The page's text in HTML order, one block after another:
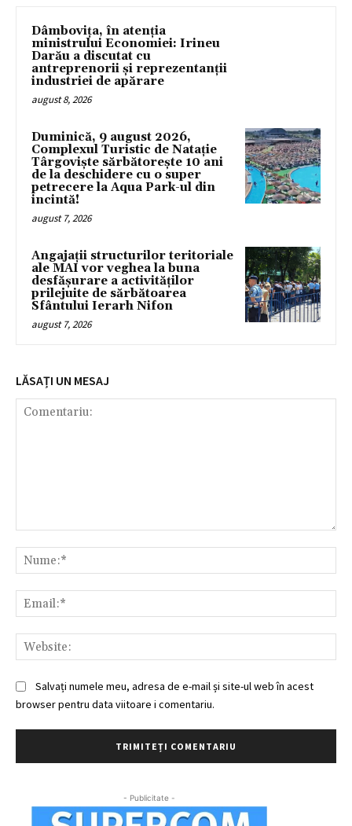
Dâmbovița, în atenția
ministrului Economiei: Irineu
Darău a discutat cu
antreprenorii și reprezentanții
industriei de apărare
august 8, 2026
Duminică, 9 august 2026,
Complexul Turistic de Natație
Târgoviște sărbătorește 10 ani
de la deschidere cu o super
petrecere la Aqua Park-ul din
incintă!
august 7, 2026
Angajații structurilor teritoriale
ale MAI vor veghea la buna
desfășurare a activităților
prilejuite de sărbătoarea
Sfântului Ierarh Nifon
august 7, 2026
LĂSAȚI UN MESAJ
Salvați numele meu, adresa de e-mail și site-ul web în acest
browser pentru data viitoare i comentariu.
- Publicitate -